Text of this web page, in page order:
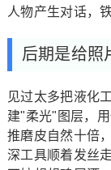
人物产生对话，
后期是给照
见过太多把液化
建"柔光"图层，
推磨皮自然十倍
深工具顺着发丝